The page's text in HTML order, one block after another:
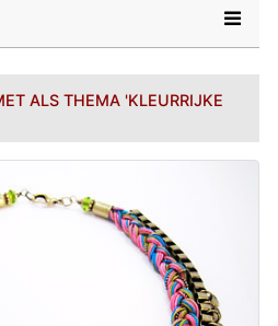
ALS THEMA 'KLEURRIJKE